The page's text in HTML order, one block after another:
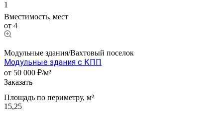
1
Вместимость, мест
от 4
Модульные здания/Вахтовый поселок
Модульные здания с КПП
от 50 000 ₽/м²
Заказать
Площадь по периметру, м²
15,25